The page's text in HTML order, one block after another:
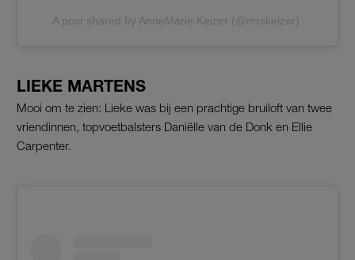
A post shared by AnneMarie Keizer (@mrskeizer)
LIEKE MARTENS
Mooi om te zien: Lieke was bij een prachtige bruiloft van twee
vriendinnen, topvoetbalsters Daniëlle van de Donk en Ellie
Carpenter.